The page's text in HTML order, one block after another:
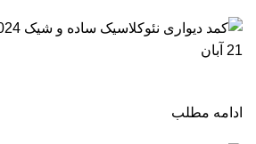
21 آبان
ادامه مطلب